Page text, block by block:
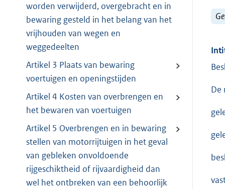
worden verwijderd, overgebracht en in
bewaring gesteld in het belang van het
vrijhouden van wegen en
weggedeelten
Artikel 3 Plaats van bewaring
voertuigen en openingstijden
Artikel 4 Kosten van overbrengen en
het bewaren van voertuigen
Artikel 5 Overbrengen en in bewaring
stellen van motorrijtuigen in het geval
van gebleken onvoldoende
rijgeschiktheid of rijvaardigheid dan
wel het ontbreken van een behoorlijk
De